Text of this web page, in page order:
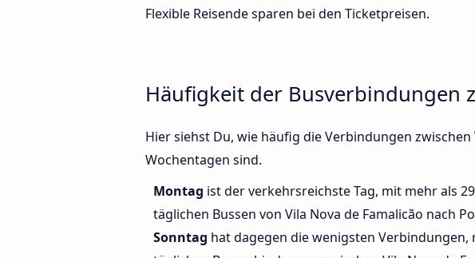
Flexible Reisende sparen bei den Ticketpreisen.
Häufigkeit der Busverbindungen
Hier siehst Du, wie häufig die Verbindungen
Wochentagen sind.
Montag ist der verkehrsreichste Tag, mit mehr als 29
täglichen Bussen von Vila Nova de Famalicão nach
Sonntag hat dagegen die wenigsten Verbindungen,